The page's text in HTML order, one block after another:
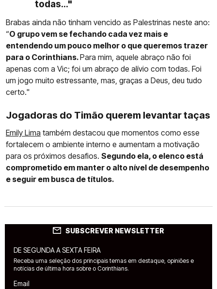
todas..."
Brabas ainda não tinham vencido as Palestrinas neste ano:
“O grupo vem se fechando cada vez mais e
entendendo um pouco melhor o que queremos trazer
para o Corinthians.Para mim, aquele abraço não foi
apenas com a Vic; foi um abraço de alívio com todas. Foi
um jogo muito estressante, mas, graças a Deus, deu tudo
certo."
Jogadoras do Timão querem levantar taças
Emily Lima também destacou que momentos como esse
fortalecem o ambiente interno e aumentam a motivação
para os próximos desafios. Segundo ela, o elenco está
comprometido em manter o alto nível de desempenho
e seguir em busca de títulos.
SUBSCREVER NEWSLETTER
DE SEGUNDA A SEXTA FEIRA
Receba uma seleção dos principais temas em destaque, opiniões e
notícias de última hora sobre o Corinthians.
Email